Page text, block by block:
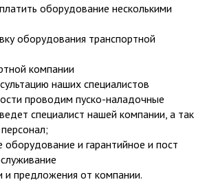
оборудование несколькими
оборудования транспортной
компании
наших специалистов
проводим пуско-наладочные
специалист нашей компании, а так
оборудование и гарантийное и пост
и предложения от компании.